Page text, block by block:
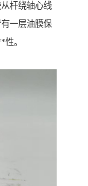
杆绕轴心线
一层油膜保
。